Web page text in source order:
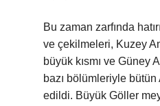
Bu zaman zarfında
ve çekilmeleri, Kuzey
büyük kısmı ve Güney
bazı bölümleriyle bütün
edildi. Büyük Göller